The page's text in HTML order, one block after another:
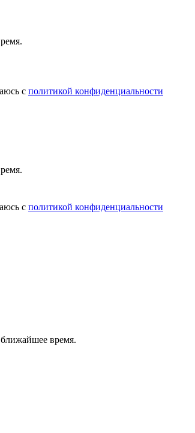
с политикой конфиденциальности
с политикой конфиденциальности
время.